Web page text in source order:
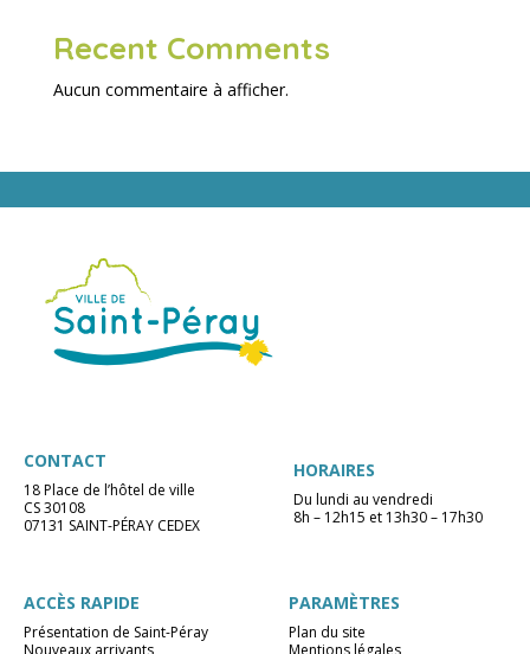
Recent Comments
Aucun commentaire à afficher.
CONTACT
18 Place de l’hôtel de ville
CS 30108
07131 SAINT-PÉRAY CEDEX
HORAIRES
Du lundi au vendredi
8h – 12h15 et 13h30 – 17h30
ACCÈS RAPIDE
Présentation de Saint-Péray
PARAMÈTRES
Plan du site